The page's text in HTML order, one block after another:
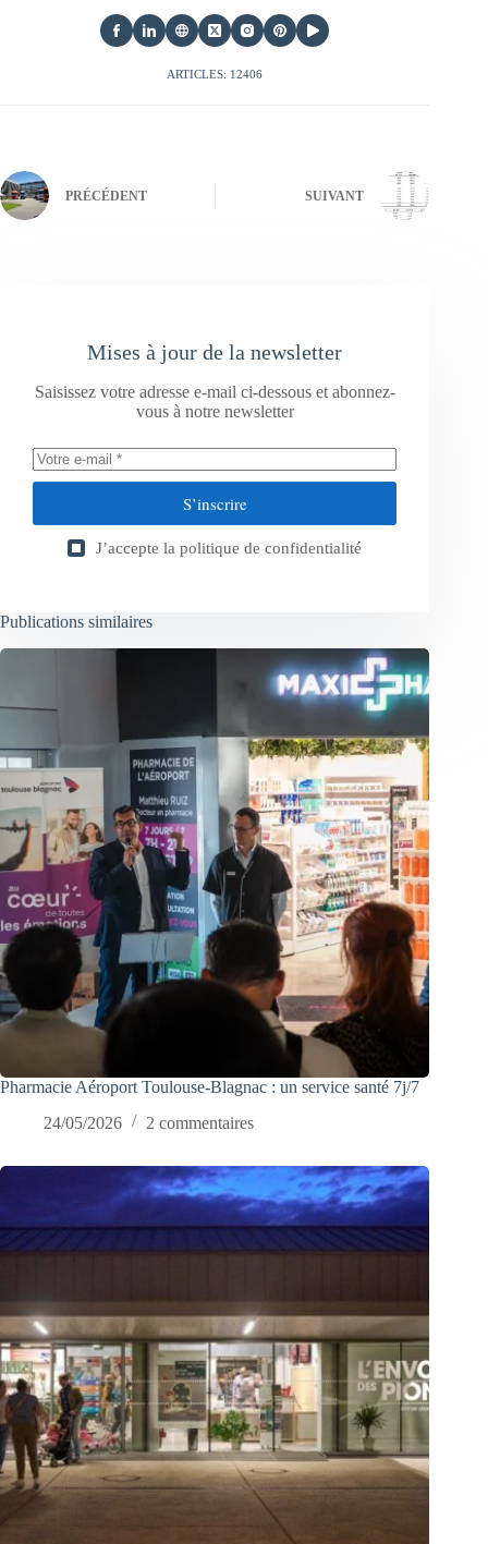
ARTICLES: 12406
PRÉCÉDENT SUIVANT
Mises à jour de la newsletter
Saisissez votre adresse e-mail ci-dessous et abonnez-
vous à notre newsletter
S’inscrire
J’accepte la politique de confidentialité
Publications similaires
Pharmacie Aéroport Toulouse-Blagnac : un service santé 7j/7
24/05/2026
2 commentaires